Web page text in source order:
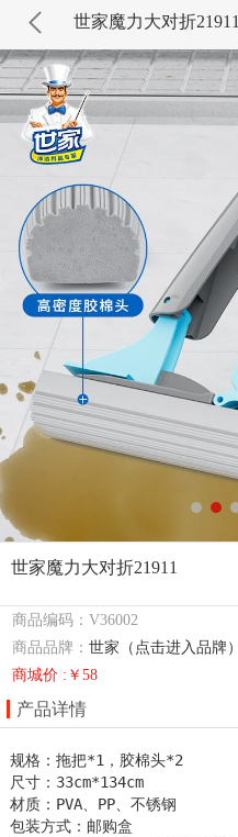
世家魔力大对折21911
世家魔力大对折21911
商品编码：V36002
商品品牌：世家（点击进入品牌）
商城价 :￥58
产品详情
规格：拖把*1，胶棉头*2
尺寸：33cm*134cm
材质：PVA、PP、不锈钢
包装方式：邮购盒